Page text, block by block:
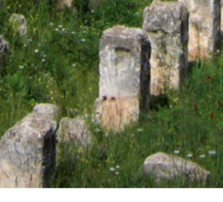
grande tolérance et une obsession permanente :
celle de vulgariser l’Evangile et l’héritage des Pères
de l’Eglise.
Pendant de nombreux siècles, il a fait l’objet de
publications et de travaux qui ont surtout provoqué
ou induit des erreurs ou des non sens en raison du
caractère lacunaire des archives disponibles dans
les bibliothèques nationales ou les bibliothèques
d’abbayes, ceci dans tous les pays d’Europe.
Lire la suite du texte »Découvrir Césaire d’Arles
»
de Guy-Jean Abel, Président de l’association
Aux
Sources de la Provence